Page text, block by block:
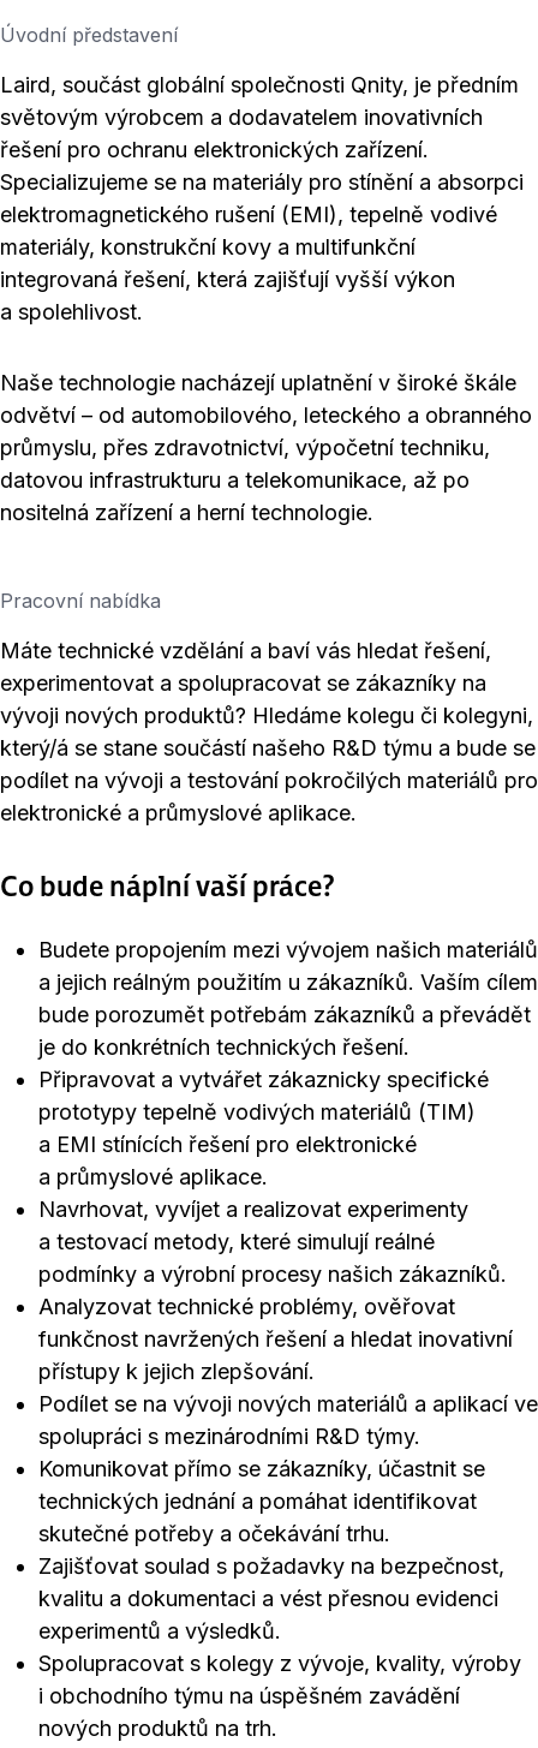
Úvodní představení
Laird, součást globální společnosti Qnity, je předním
světovým výrobcem a dodavatelem inovativních
řešení pro ochranu elektronických zařízení.
Specializujeme se na materiály pro stínění a absorpci
elektromagnetického rušení (EMI), tepelně vodivé
materiály, konstrukční kovy a multifunkční
integrovaná řešení, která zajišťují vyšší výkon
a spolehlivost.
Naše technologie nacházejí uplatnění v široké škále
odvětví – od automobilového, leteckého a obranného
průmyslu, přes zdravotnictví, výpočetní techniku,
datovou infrastrukturu a telekomunikace, až po
nositelná zařízení a herní technologie.
Pracovní nabídka
Máte technické vzdělání a baví vás hledat řešení,
experimentovat a spolupracovat se zákazníky na
vývoji nových produktů? Hledáme kolegu či kolegyni,
který/á se stane součástí našeho R&D týmu a bude se
podílet na vývoji a testování pokročilých materiálů pro
elektronické a průmyslové aplikace.
Co bude náplní vaší práce?
Budete propojením mezi vývojem našich materiálů
a jejich reálným použitím u zákazníků. Vaším cílem
bude porozumět potřebám zákazníků a převádět
je do konkrétních technických řešení.
Připravovat a vytvářet zákaznicky specifické
prototypy tepelně vodivých materiálů (TIM)
a EMI stínících řešení pro elektronické
a průmyslové aplikace.
Navrhovat, vyvíjet a realizovat experimenty
a testovací metody, které simulují reálné
podmínky a výrobní procesy našich zákazníků.
Analyzovat technické problémy, ověřovat
funkčnost navržených řešení a hledat inovativní
přístupy k jejich zlepšování.
Podílet se na vývoji nových materiálů a aplikací ve
spolupráci s mezinárodními R&D týmy.
Komunikovat přímo se zákazníky, účastnit se
technických jednání a pomáhat identifikovat
skutečné potřeby a očekávání trhu.
Zajišťovat soulad s požadavky na bezpečnost,
kvalitu a dokumentaci a vést přesnou evidenci
experimentů a výsledků.
Spolupracovat s kolegy z vývoje, kvality, výroby
i obchodního týmu na úspěšném zavádění
nových produktů na trh.